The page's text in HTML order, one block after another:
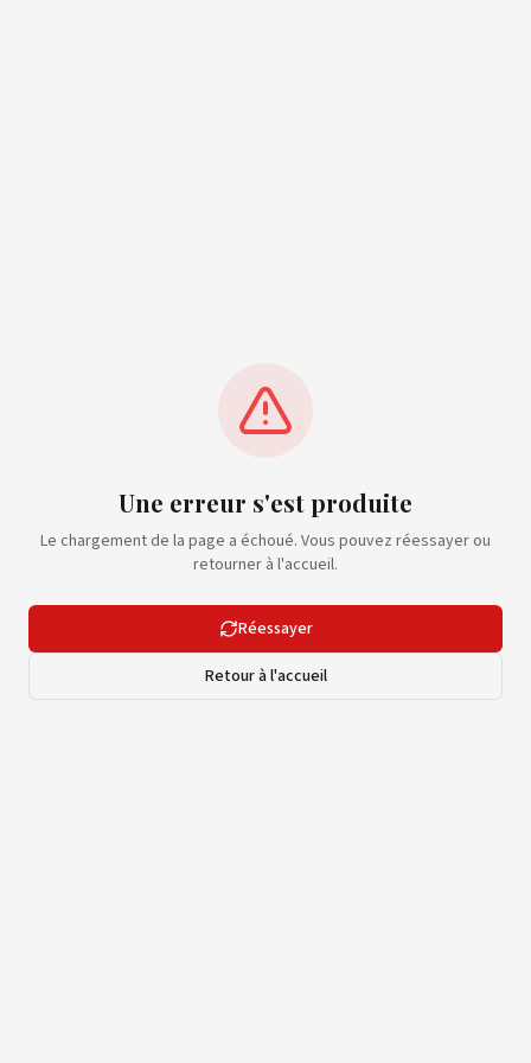
Une erreur s'est produite
Le chargement de la page a échoué. Vous pouvez réessayer ou
retourner à l'accueil.
Réessayer
Retour à l'accueil